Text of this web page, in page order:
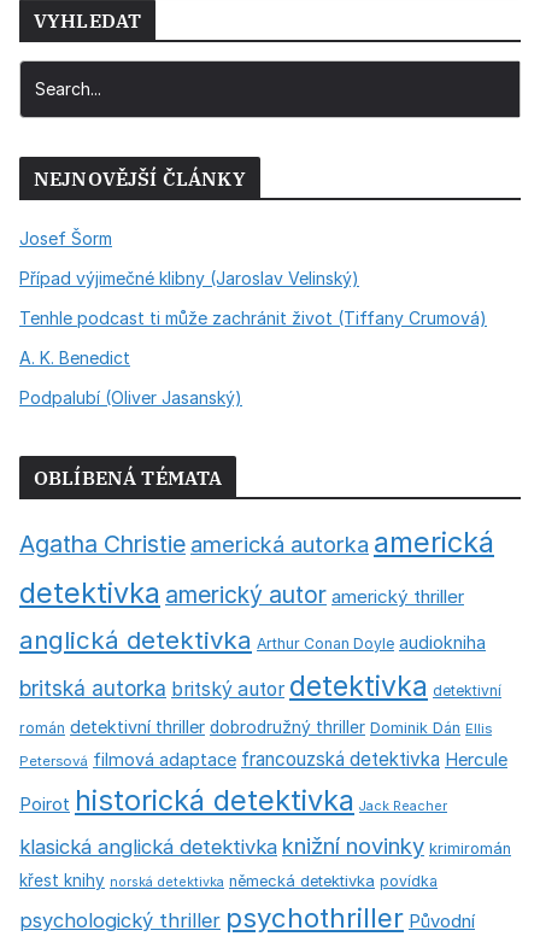
VYHLEDAT
NEJNOVĚJŠÍ ČLÁNKY
Josef Šorm
Případ výjimečné klibny (Jaroslav Velinský)
Tenhle podcast ti může zachránit život (Tiffany Crumová)
A. K. Benedict
Podpalubí (Oliver Jasanský)
OBLÍBENÁ TÉMATA
Agatha Christie americká autorka americká
detektivka americký autor americký thriller
anglická detektivka Arthur Conan Doyle audiokniha
britská autorka britský autor detektivka detektivní
román detektivní thriller dobrodružný thriller Dominik Dán Ellis
Petersová filmová adaptace francouzská detektivka Hercule
Poirot historická detektivka Jack Reacher
klasická anglická detektivka knižní novinky krimiromán
křest knihy norská detektivka německá detektivka povídka
psychologický thriller psychothriller Původní